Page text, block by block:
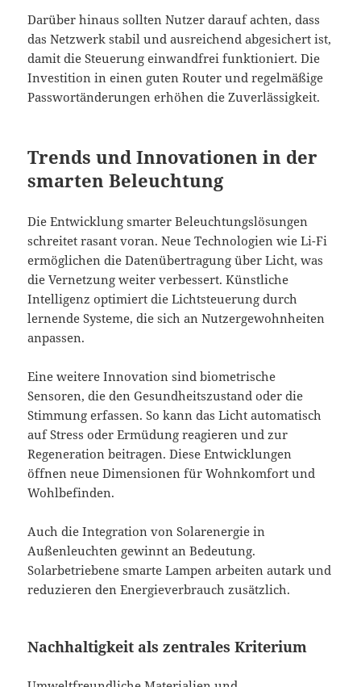
Darüber hinaus sollten Nutzer darauf achten, dass
das Netzwerk stabil und ausreichend abgesichert ist,
damit die Steuerung einwandfrei funktioniert. Die
Investition in einen guten Router und regelmäßige
Passwortänderungen erhöhen die Zuverlässigkeit.
Trends und Innovationen in der
smarten Beleuchtung
Die Entwicklung smarter Beleuchtungslösungen
schreitet rasant voran. Neue Technologien wie Li-Fi
ermöglichen die Datenübertragung über Licht, was
die Vernetzung weiter verbessert. Künstliche
Intelligenz optimiert die Lichtsteuerung durch
lernende Systeme, die sich an Nutzergewohnheiten
anpassen.
Eine weitere Innovation sind biometrische
Sensoren, die den Gesundheitszustand oder die
Stimmung erfassen. So kann das Licht automatisch
auf Stress oder Ermüdung reagieren und zur
Regeneration beitragen. Diese Entwicklungen
öffnen neue Dimensionen für Wohnkomfort und
Wohlbefinden.
Auch die Integration von Solarenergie in
Außenleuchten gewinnt an Bedeutung.
Solarbetriebene smarte Lampen arbeiten autark und
reduzieren den Energieverbrauch zusätzlich.
Nachhaltigkeit als zentrales Kriterium